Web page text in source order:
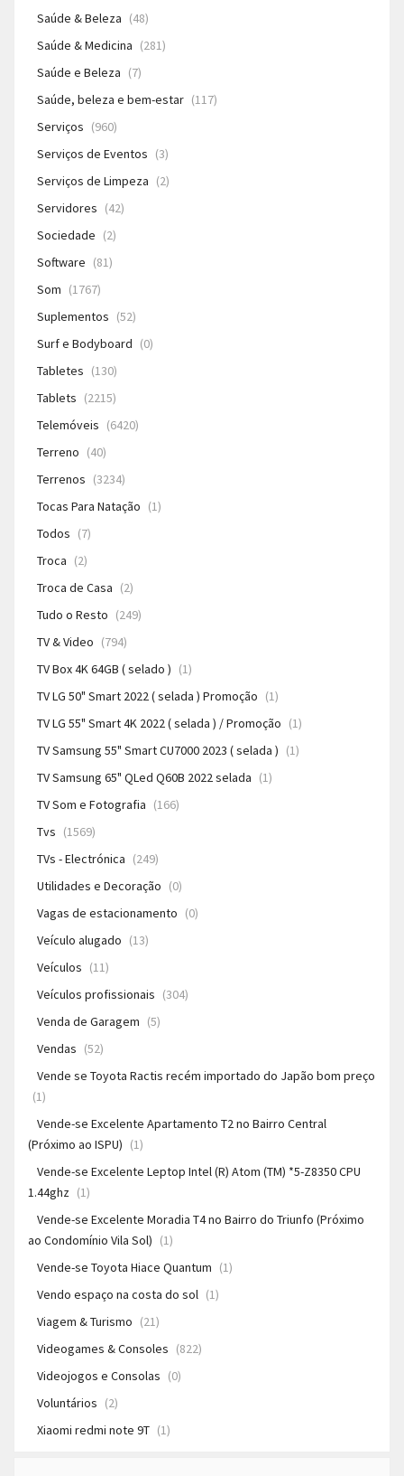
Saúde & Beleza (48)
Saúde & Medicina (281)
Saúde e Beleza (7)
Saúde, beleza e bem-estar (117)
Serviços (960)
Serviços de Eventos (3)
Serviços de Limpeza (2)
Servidores (42)
Sociedade (2)
Software (81)
Som (1767)
Suplementos (52)
Surf e Bodyboard (0)
Tabletes (130)
Tablets (2215)
Telemóveis (6420)
Terreno (40)
Terrenos (3234)
Tocas Para Natação (1)
Todos (7)
Troca (2)
Troca de Casa (2)
Tudo o Resto (249)
TV & Video (794)
TV Box 4K 64GB ( selado ) (1)
TV LG 50" Smart 2022 ( selada ) Promoção (1)
TV LG 55" Smart 4K 2022 ( selada ) / Promoção (1)
TV Samsung 55" Smart CU7000 2023 ( selada ) (1)
TV Samsung 65" QLed Q60B 2022 selada (1)
TV Som e Fotografia (166)
Tvs (1569)
TVs - Electrónica (249)
Utilidades e Decoração (0)
Vagas de estacionamento (0)
Veículo alugado (13)
Veículos (11)
Veículos profissionais (304)
Venda de Garagem (5)
Vendas (52)
Vende se Toyota Ractis recém importado do Japão bom preço
(1)
Vende-se Excelente Apartamento T2 no Bairro Central
(Próximo ao ISPU) (1)
Vende-se Excelente Leptop Intel (R) Atom (TM) *5-Z8350 CPU
1.44ghz (1)
Vende-se Excelente Moradia T4 no Bairro do Triunfo (Próximo
ao Condomínio Vila Sol) (1)
Vende-se Toyota Hiace Quantum (1)
Vendo espaço na costa do sol (1)
Viagem & Turismo (21)
Videogames & Consoles (822)
Videojogos e Consolas (0)
Voluntários (2)
Xiaomi redmi note 9T (1)